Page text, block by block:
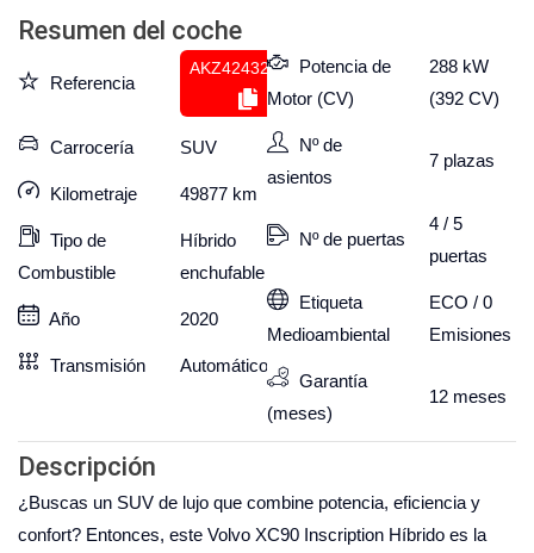
Resumen del coche
Referencia
AKZ424323973
Carrocería SUV
Kilometraje 49877 km
Tipo de
Combustible
Híbrido
enchufable
Año 2020
Transmisión Automático
Potencia de
Motor (CV)
288 kW
(392 CV)
Nº de
asientos
7 plazas
Nº de puertas
4 / 5
puertas
Etiqueta
Medioambiental
ECO / 0
Emisiones
Garantía
(meses)
12 meses
Descripción
¿Buscas un SUV de lujo que combine potencia, eficiencia y
confort? Entonces, este Volvo XC90 Inscription Híbrido es la